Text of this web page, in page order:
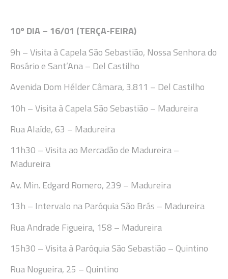
10º DIA – 16/01 (TERÇA-FEIRA)
9h – Visita à CapelaSão Sebastião, Nossa Senhora do
Rosário e Sant’Ana – Del Castilho
Avenida Dom Hélder Câmara, 3.811 – Del Castilho
10h –Visita àCapela São Sebastião – Madureira
Rua Alaíde, 63 – Madureira
11h30 –Visita ao Mercadão de Madureira–
Madureira
Av. Min. Edgard Romero, 239 – Madureira
13h – Intervalo na Paróquia São Brás – Madureira
Rua Andrade Figueira, 158 – Madureira
15h30 – Visita àParóquia São Sebastião –Quintino
Rua Nogueira, 25 – Quintino